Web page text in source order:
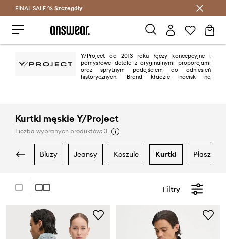
Oszczędzaj z Answear Club >
FINAL SALE % Szczegóły
Y/Project od 2013 roku łączy koncepcyjne i
pomysłowe detale z oryginalnymi proporcjami
oraz sprytnym podejściem do odniesień
historycznych. Brand kładzie nacisk na
Kurtki męskie Y/Project
Liczba wybranych produktów: 3
bluzy jeansy koszule kurtki płaszcze
Filtry